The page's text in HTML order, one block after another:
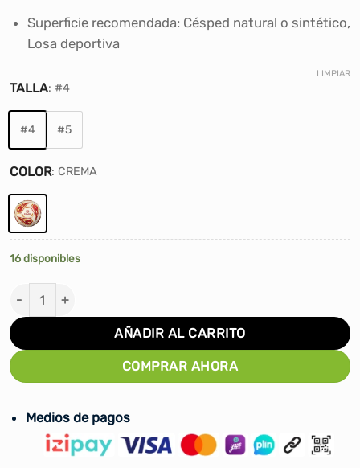
Superficie recomendada: Césped natural o sintético,
Losa deportiva
TALLA: #4
#4 #5
COLOR: CREMA
LIMPIAR
16 disponibles
PELOTA DE FÚTBOL UNIVERSITARIO DE DEPORTES
AÑADIR AL CARRITO
COMPRAR AHORA
Medios de pagos